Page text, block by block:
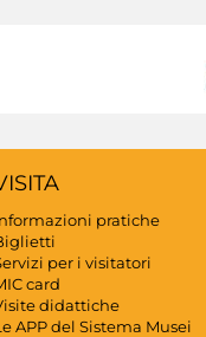
pratiche
per i visitatori
card
didattiche
APP del Sistema Musei